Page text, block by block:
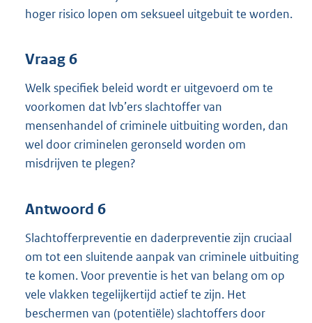
hoger risico lopen om seksueel uitgebuit te worden.
Vraag 6
Welk specifiek beleid wordt er uitgevoerd om te
voorkomen dat lvb’ers slachtoffer van
mensenhandel of criminele uitbuiting worden, dan
wel door criminelen geronseld worden om
misdrijven te plegen?
Antwoord 6
Slachtofferpreventie en daderpreventie zijn cruciaal
om tot een sluitende aanpak van criminele uitbuiting
te komen. Voor preventie is het van belang om op
vele vlakken tegelijkertijd actief te zijn. Het
beschermen van (potentiële) slachtoffers door